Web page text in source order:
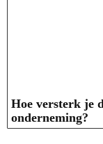
Hoe versterk je
onderneming?